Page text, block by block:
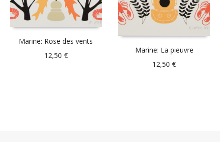
Marine: Rose des vents
12,50 €
Marine: La pieuvre
12,50€